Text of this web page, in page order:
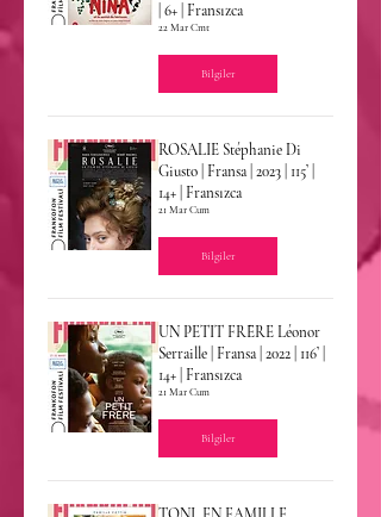
| 6+ | Fransızca
22 Mar Cmt
Bilgiler
ROSALIE Stéphanie Di
Giusto | Fransa | 2023 | 115’ |
14+ | Fransızca
21 Mar Cum
Bilgiler
UN PETIT FRÈRE Léonor
Serraille | Fransa | 2022 | 116’ |
14+ | Fransızca
21 Mar Cum
Bilgiler